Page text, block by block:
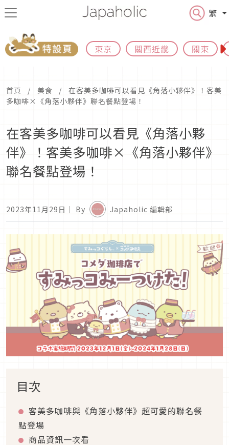
繁
東京 關西近畿 關東
首頁 美食
在客美多咖啡可以看見《角落小夥伴》！客美
多咖啡×《角落小夥伴》聯名餐點登場！
在客美多咖啡可以看見《角落小夥
伴》！客美多咖啡×《角落小夥伴》
聯名餐點登場！
2023年11月29日 ｜ By Japaholic 編輯部
目次
客美多咖啡與《角落小夥伴》超可愛的聯名餐
點登場
商品資訊一次看